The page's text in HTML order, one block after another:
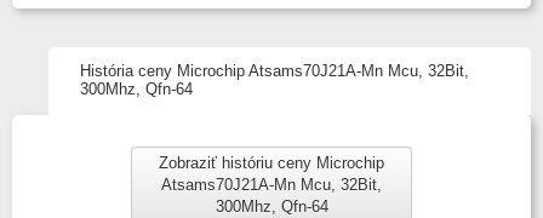
História ceny Microchip Atsams70J21A-Mn Mcu, 32Bit,
300Mhz, Qfn-64
Zobraziť históriu ceny Microchip
Atsams70J21A-Mn Mcu, 32Bit,
300Mhz, Qfn-64